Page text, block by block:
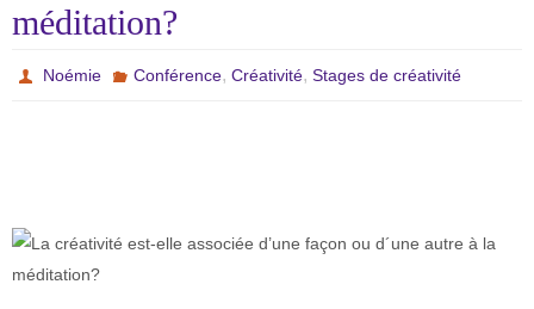
méditation?
Noémie Conférence, Créativité, Stages de créativité